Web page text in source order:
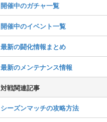
開催中のガチャ一覧
開催中のイベント一覧
最新の闘化情報まとめ
最新のメンテナンス情報
対戦関連記事
シーズンマッチの攻略方法